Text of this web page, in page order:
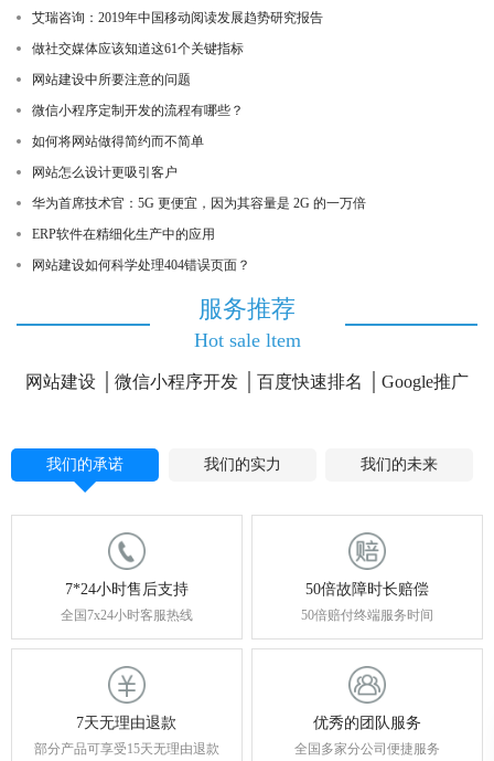
艾瑞咨询：2019年中国移动阅读发展趋势研究报告
做社交媒体应该知道这61个关键指标
网站建设中所要注意的问题
微信小程序定制开发的流程有哪些？
如何将网站做得简约而不简单
网站怎么设计更吸引客户
华为首席技术官：5G 更便宜，因为其容量是 2G 的一万倍
ERP软件在精细化生产中的应用
网站建设如何科学处理404错误页面？
服务推荐
Hot sale ltem
网站建设 微信小程序开发 百度快速排名 Google推广
我们的承诺 我们的实力 我们的未来
7*24小时售后支持
全国7x24小时客服热线
50倍故障时长赔偿
50倍赔付终端服务时间
7天无理由退款
部分产品可享受15天无理由退款
优秀的团队服务
全国多家分公司便捷服务